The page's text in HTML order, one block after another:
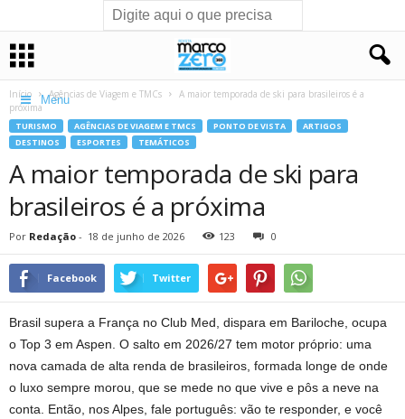
Menu
Início Agências de Viagem e TMCs
A maior temporada de ski para brasileiros é a
próxima
TURISMO AGÊNCIAS DE VIAGEM E TMCS PONTO DE VISTA
ARTIGOS
DESTINOS
ESPORTES TEMÁTICOS
A maior temporada de ski para
brasileiros é a próxima
Por Redação - 18 de junho de 2026 123 0
Facebook Twitter
Brasil supera a França no Club Med, dispara em Bariloche, ocupa
o Top 3 em Aspen. O salto em 2026/27 tem motor próprio: uma
nova camada de alta renda de brasileiros, formada longe de onde
o luxo sempre morou, que se mede no que vive e pôs a neve na
conta. Então, nos Alpes, fale português: vão te responder, e você